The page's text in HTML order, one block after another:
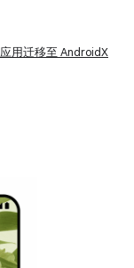
用迁移至 AndroidX